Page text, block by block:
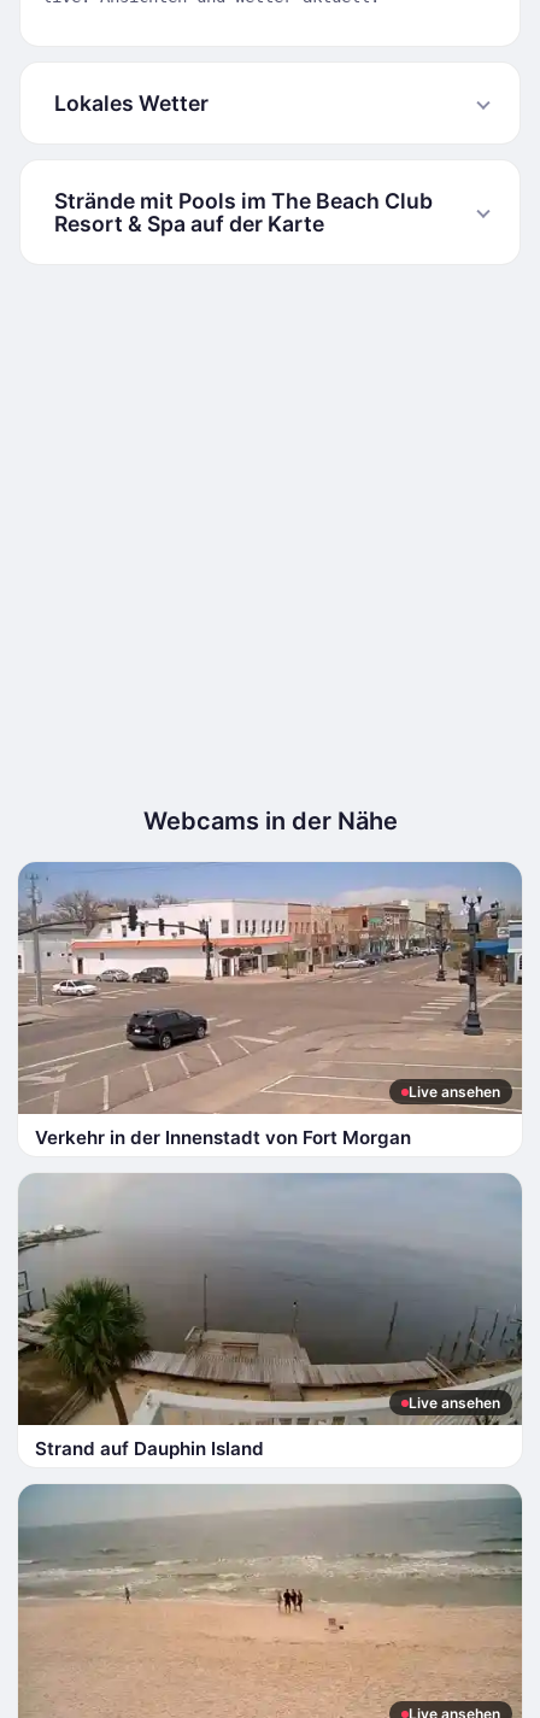
Lokales Wetter
Strände mit Pools im The Beach Club
Resort & Spa auf der Karte
Webcams in der Nähe
Live ansehen
Verkehr in der Innenstadt von Fort Morgan
Live ansehen
Strand auf Dauphin Island
Live ansehen